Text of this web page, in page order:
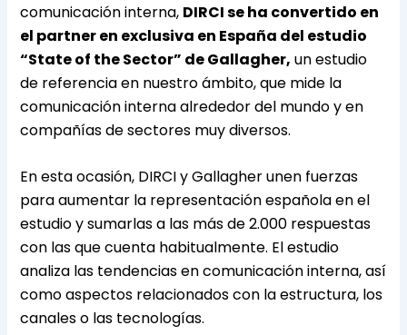
comunicación interna, DIRCI se ha convertido en
el partner en exclusiva en España del estudio
“State of the Sector” de Gallagher, un estudio
de referencia en nuestro ámbito, que mide la
comunicación interna alrededor del mundo y en
compañías de sectores muy diversos.
En esta ocasión, DIRCI y Gallagher unen fuerzas
para aumentar la representación española en el
estudio y sumarlas a las más de 2.000 respuestas
con las que cuenta habitualmente. El estudio
analiza las tendencias en comunicación interna, así
como aspectos relacionados con la estructura, los
canales o las tecnologías.